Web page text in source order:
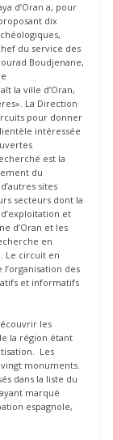
d’Oran a, pour
dix
du service des
Boudjenane,
la ville d’Oran,
La Direction
pour donner
intéressée
est la
du
sites
secteurs dont la
et
d’Oran et les
en
Le circuit en
des
et informatifs
les
la région étant
Les
monuments.
dans la liste du
marqué
espagnole,